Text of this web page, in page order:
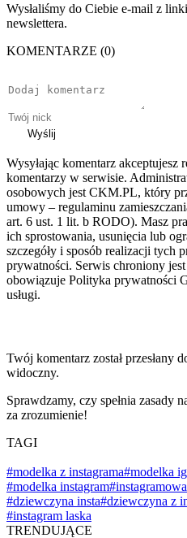
Wysłaliśmy do Ciebie e-mail z
newslettera.
KOMENTARZE (0)
Wyślij
Wysyłając komentarz akceptujesz
komentarzy w serwisie.
osobowych jest CKM.PL, który
umowy – regulaminu
art. 6 ust. 1 lit. b RODO). Masz
ich sprostowania, usunięcia lub
szczegóły i sposób realizacji tych
prywatności. Serwis chroniony
obowiązuje Polityka prywatności
usługi.
Twój komentarz został przesłany
widoczny.
Sprawdzamy, czy spełnia zasady
za zrozumienie!
TAGI
#modelka z instagrama#modelka ig
#modelka instagram
#dziewczyna insta#dziewczyna z
#instagram laska
TRENDUJĄCE